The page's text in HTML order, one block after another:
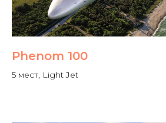
Phenom 100
5 мест, Light Jet